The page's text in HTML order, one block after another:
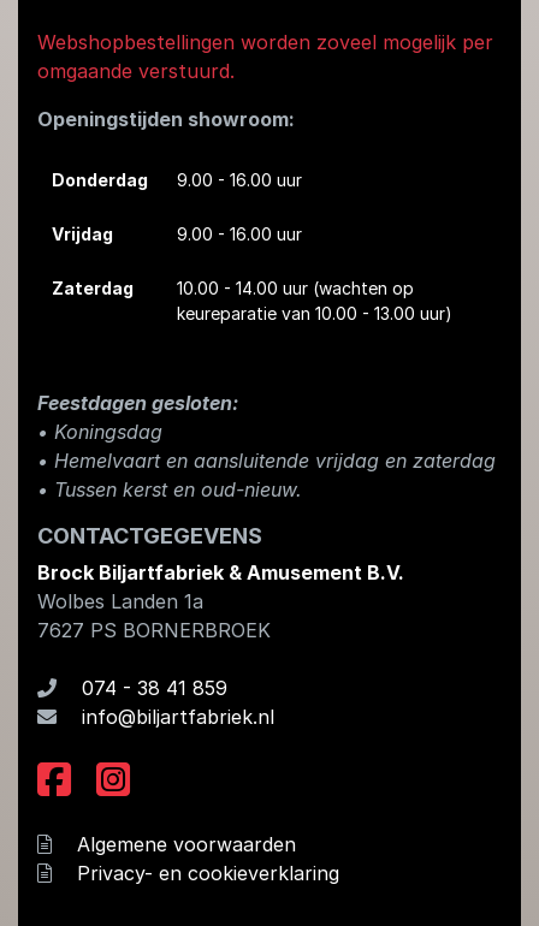
Webshopbestellingen worden zoveel mogelijk per
omgaande verstuurd.
Openingstijden showroom:
Donderdag 9.00 - 16.00 uur
Vrijdag 9.00 - 16.00 uur
Zaterdag 10.00 - 14.00 uur (wachten op
keureparatie van 10.00 - 13.00 uur)
Feestdagen gesloten:
• Koningsdag
​• Hemelvaart en aansluitende vrijdag en zaterdag
• Tussen kerst en oud-nieuw.
CONTACTGEGEVENS
Brock Biljartfabriek & Amusement B.V.
Wolbes Landen 1a
7627 PS BORNERBROEK
074 - 38 41 859
info@biljartfabriek.nl
Algemene voorwaarden
Privacy- en cookieverklaring